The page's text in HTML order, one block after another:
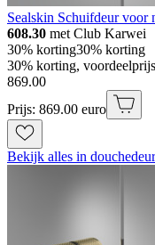
Sealskin Schuifdeur
608.30 met Club Karwei
30% korting30% korting
30% korting,
869.00
Prijs: 869.00 euro
Bekijk alles in douchedeur